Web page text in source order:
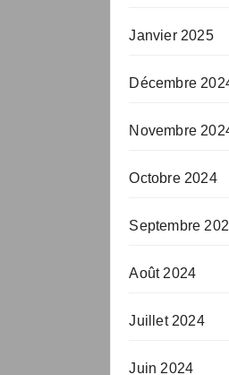
Janvier 2025
Décembre 2024
Novembre 2024
Octobre 2024
Septembre 2024
Août 2024
Juillet 2024
Juin 2024